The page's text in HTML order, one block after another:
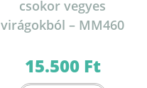
csokor vegyes
virágokból – MM460
15.500 Ft